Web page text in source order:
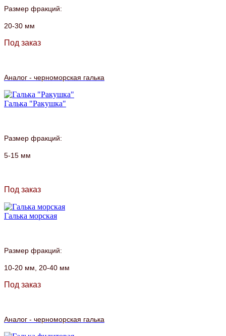
Размер фракций:
20-30 мм
Под заказ
Аналог - черноморская галька
Галька "Ракушка"
Размер фракций:
5-15 мм
Под заказ
Галька морская
Размер фракций:
10-20 мм, 20-40 мм
Под заказ
Аналог - черноморская галька